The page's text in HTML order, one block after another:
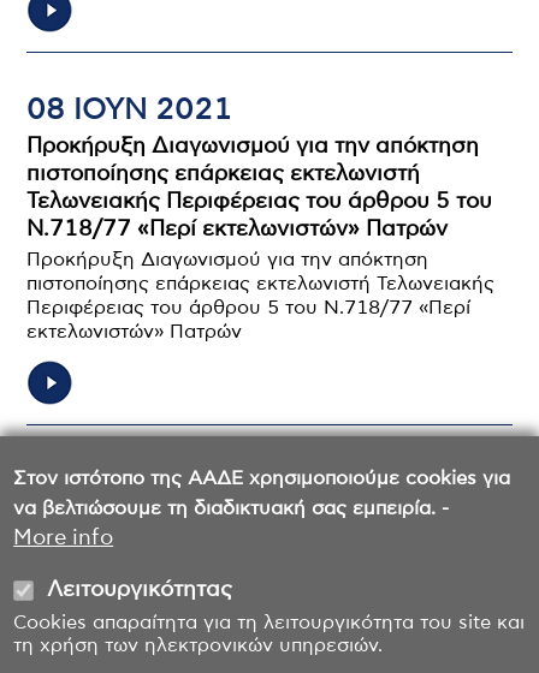
Στον ιστότοπο της ΑΑΔΕ χρησιμοποιούμε cookies για
να βελτιώσουμε τη διαδικτυακή σας εμπειρία. -
More info
Λειτουργικότητας
Cookies απαραίτητα για τη λειτουργικότητα του site και
τη χρήση των ηλεκτρονικών υπηρεσιών.
08 ΙΟΥΝ 2021
Προκήρυξη Διαγωνισμού για την απόκτηση
πιστοποίησης επάρκειας εκτελωνιστή
Τελωνειακής Περιφέρειας του άρθρου 5 του
Ν.718/77 «Περί εκτελωνιστών» Πατρών
Προκήρυξη Διαγωνισμού για την απόκτηση
πιστοποίησης επάρκειας εκτελωνιστή Τελωνειακής
Περιφέρειας του άρθρου 5 του Ν.718/77 «Περί
εκτελωνιστών» Πατρών
Σελιδοποίηση
Σελίδα Σελίδα Σελίδα
5 Σελίδα